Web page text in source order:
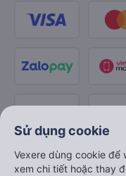
Sử dụng cookie
Vexere dùng cookie để
xem chi tiết hoặc thay